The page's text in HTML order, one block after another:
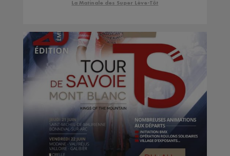
La Matinale des Super Lève-Tôt